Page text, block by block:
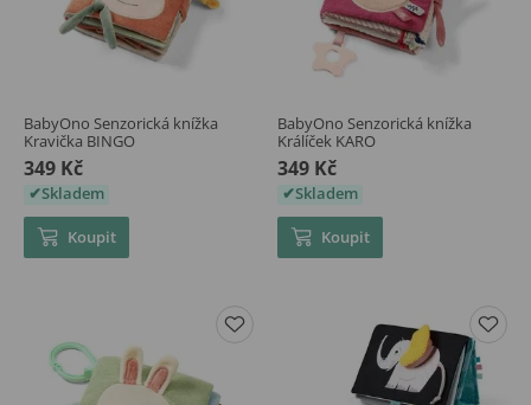
BabyOno Senzorická knížka
Kravička BINGO
349 Kč
Skladem
Koupit
BabyOno Senzorická knížka
Králíček KARO
349 Kč
Skladem
Koupit